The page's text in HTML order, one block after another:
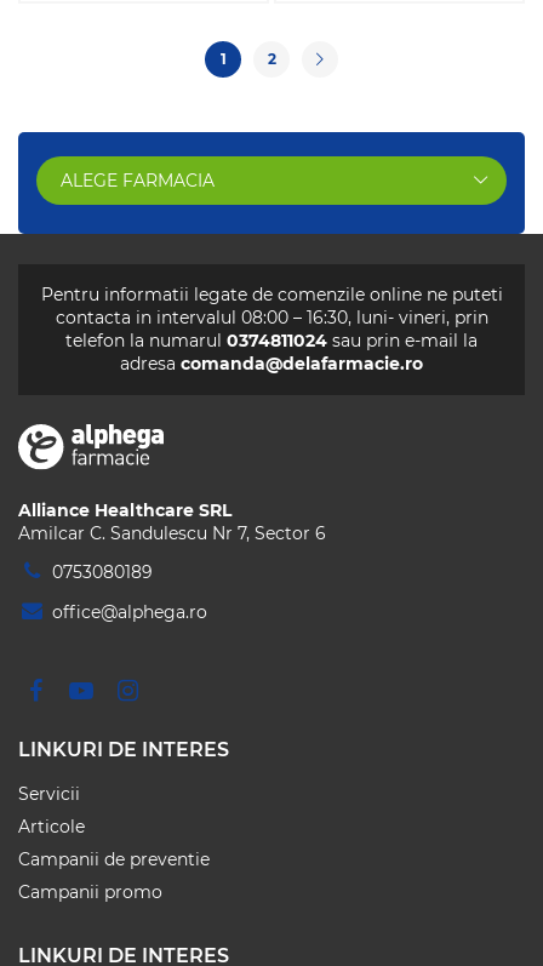
1 2
ALEGE FARMACIA
Pentru informatii legate de comenzile online ne puteti
contacta in intervalul 08:00 – 16:30, luni- vineri, prin
telefon la numarul 0374811024 sau prin e-mail la
adresa comanda@delafarmacie.ro
Alliance Healthcare SRL
Amilcar C. Sandulescu Nr 7, Sector 6
0753080189
office@alphega.ro
LINKURI DE INTERES
Servicii
Articole
Campanii de preventie
Campanii promo
LINKURI DE INTERES